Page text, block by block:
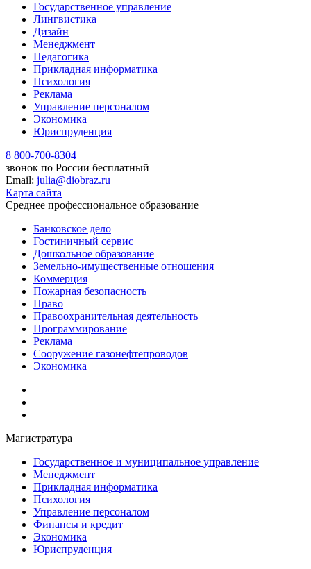
Государственное управление
Лингвистика
Дизайн
Менеджмент
Педагогика
Прикладная информатика
Психология
Реклама
Управление персоналом
Экономика
Юриспруденция
8 800-700-8304
звонок по России бесплатный
Email: julia@diobraz.ru
Карта сайта
Среднее профессиональное образование
Банковское дело
Гостиничный сервис
Дошкольное образование
Земельно-имущественные отношения
Коммерция
Пожарная безопасность
Право
Правоохранительная деятельность
Программирование
Реклама
Сооружение газонефтепроводов
Экономика
Магистратура
Государственное и муниципальное управление
Менеджмент
Прикладная информатика
Психология
Управление персоналом
Финансы и кредит
Экономика
Юриспруденция